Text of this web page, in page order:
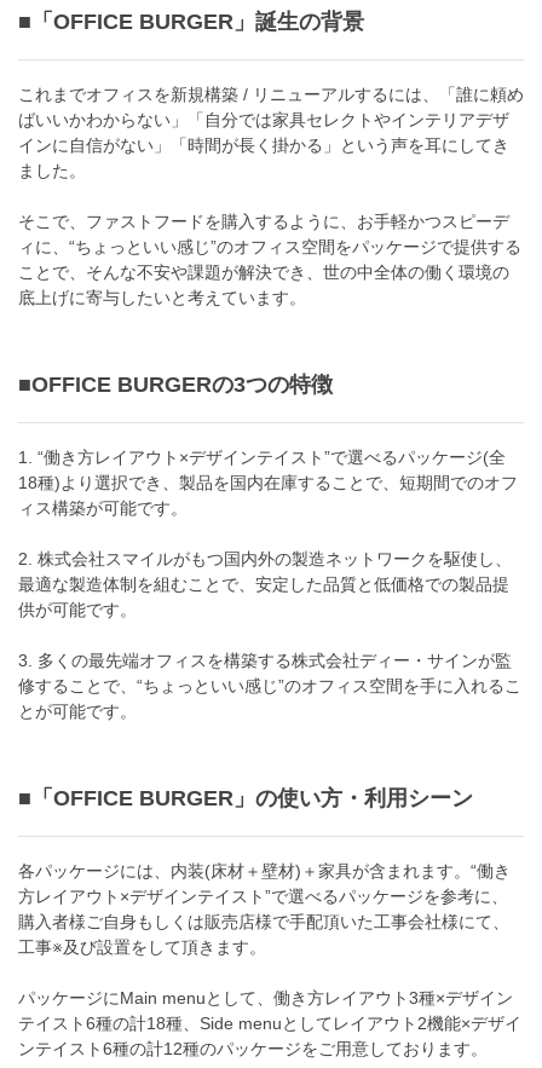
■「OFFICE BURGER」誕生の背景
これまでオフィスを新規構築 / リニューアルするには、「誰に頼め
ばいいかわからない」「自分では家具セレクトやインテリアデザ
インに自信がない」「時間が長く掛かる」という声を耳にしてき
ました。
そこで、ファストフードを購入するように、お手軽かつスピーデ
ィに、“ちょっといい感じ”のオフィス空間をパッケージで提供する
ことで、そんな不安や課題が解決でき、世の中全体の働く環境の
底上げに寄与したいと考えています。
■OFFICE BURGERの3つの特徴
1. “働き方レイアウト×デザインテイスト”で選べるパッケージ(全
18種)より選択でき、製品を国内在庫することで、短期間でのオフ
ィス構築が可能です。
2. 株式会社スマイルがもつ国内外の製造ネットワークを駆使し、
最適な製造体制を組むことで、安定した品質と低価格での製品提
供が可能です。
3. 多くの最先端オフィスを構築する株式会社ディー・サインが監
修することで、“ちょっといい感じ”のオフィス空間を手に入れるこ
とが可能です。
■「OFFICE BURGER」の使い方・利用シーン
各パッケージには、内装(床材＋壁材)＋家具が含まれます。“働き
方レイアウト×デザインテイスト”で選べるパッケージを参考に、
購入者様ご自身もしくは販売店様で手配頂いた工事会社様にて、
工事※及び設置をして頂きます。
パッケージにMain menuとして、働き方レイアウト3種×デザイン
テイスト6種の計18種、Side menuとしてレイアウト2機能×デザイ
ンテイスト6種の計12種のパッケージをご用意しております。